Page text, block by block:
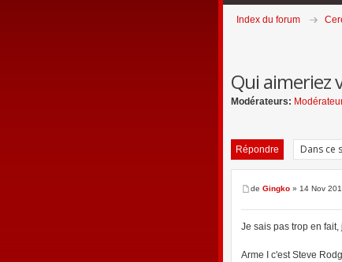
Index du forum
Qui aimeriez
Modérateurs:
Répondre
de Gingko » 14 Nov
Je sais pas trop en
Arme I c'est Steve